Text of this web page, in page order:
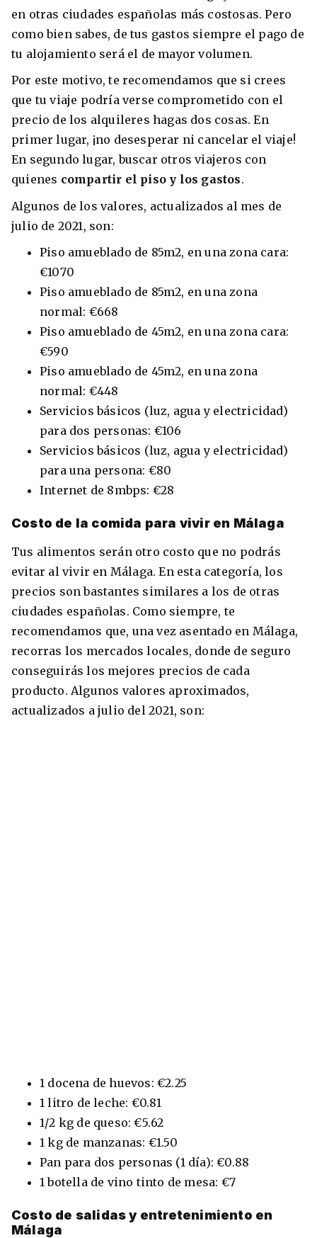
en otras ciudades españolas más costosas. Pero
como bien sabes, de tus gastos siempre el pago de
tu alojamiento será el de mayor volumen.
Por este motivo, te recomendamos que si crees
que tu viaje podría verse comprometido con el
precio de los alquileres hagas dos cosas. En
primer lugar, ¡no desesperar ni cancelar el viaje!
En segundo lugar, buscar otros viajeros con
quienes compartir el piso y los gastos.
Algunos de los valores, actualizados al mes de
julio de 2021, son:
Piso amueblado de 85m2, en una zona cara:
€1070
Piso amueblado de 85m2, en una zona
normal: €668
Piso amueblado de 45m2, en una zona cara:
€590
Piso amueblado de 45m2, en una zona
normal: €448
Servicios básicos (luz, agua y electricidad)
para dos personas: €106
Servicios básicos (luz, agua y electricidad)
para una persona: €80
Internet de 8mbps: €28
Costo de la comida para vivir en Málaga
Tus alimentos serán otro costo que no podrás
evitar al vivir en Málaga. En esta categoría, los
precios son bastantes similares a los de otras
ciudades españolas. Como siempre, te
recomendamos que, una vez asentado en Málaga,
recorras los mercados locales, donde de seguro
conseguirás los mejores precios de cada
producto. Algunos valores aproximados,
actualizados a julio del 2021, son:
1 docena de huevos: €2.25
1 litro de leche: €0.81
1/2 kg de queso: €5.62
1 kg de manzanas: €1.50
Pan para dos personas (1 día): €0.88
1 botella de vino tinto de mesa: €7
Costo de salidas y entretenimiento en
Málaga